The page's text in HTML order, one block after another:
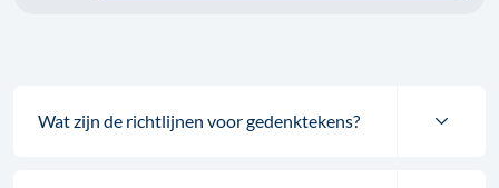
Wat zijn de richtlijnen voor gedenktekens?